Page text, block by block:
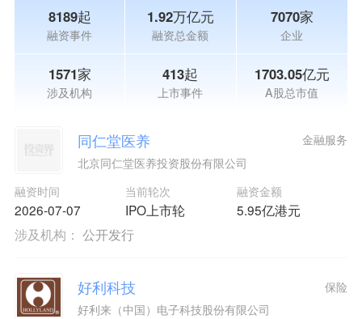
8189起
融资事件
1.92万亿元
融资总金额
7070家
企业
1571家
涉及机构
413起
上市事件
1703.05亿元
A股总市值
同仁堂医养
北京同仁堂医养投资股份有限公司
融资时间
2026-07-07
当前轮次
IPO上市轮
融资金额
5.95亿港元
金融服务
涉及机构： 公开发行
好利科技
好利来（中国）电子科技股份有限公司
保险